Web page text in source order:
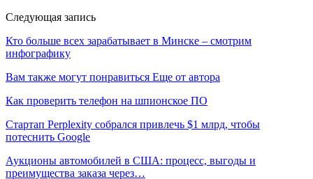
Следующая запись
Кто больше всех зарабатывает в Минске – смотрим
инфографику
Вам также могут понравиться Еще от автора
Как проверить телефон на шпионское ПО
Стартап Perplexity собрался привлечь $1 млрд, чтобы
потеснить Google
Аукционы автомобилей в США: процесс, выгоды и
преимущества заказа через…